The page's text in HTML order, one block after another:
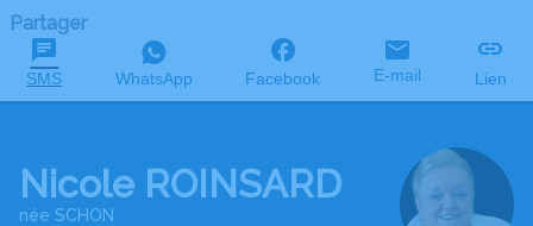
Partager
SMS WhatsApp Facebook E-mail Lien
Nicole ROINSARD
née SCHON